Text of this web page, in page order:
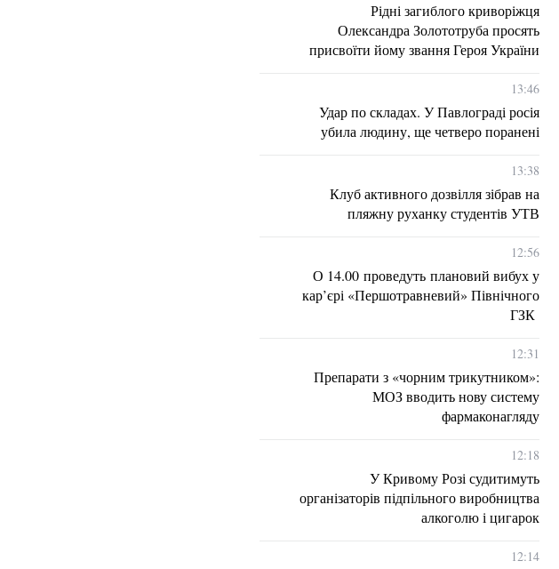
Рідні загиблого криворіжця
Олександра Золототруба просять
присвоїти йому звання Героя України
13:46
Удар по складах. У Павлограді росія
убила людину, ще четверо поранені
13:38
Клуб активного дозвілля зібрав на
пляжну руханку студентів УТВ
12:56
О 14.00 проведуть плановий вибух у
кар’єрі «Першотравневий» Північного
ГЗК
12:31
Препарати з «чорним трикутником»:
МОЗ вводить нову систему
фармаконагляду
12:18
У Кривому Розі судитимуть
організаторів підпільного виробництва
алкоголю і цигарок
12:14